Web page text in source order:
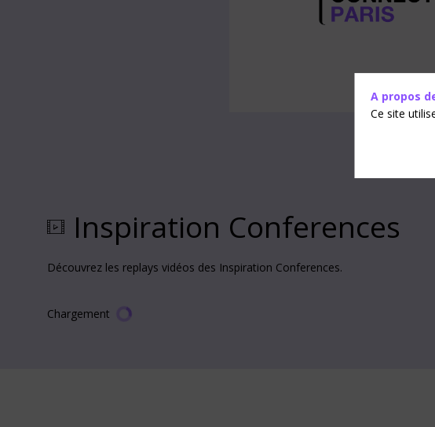
Inspiration Conferences
Découvrez les replays vidéos des Inspiration Conferences.
Chargement
A propos
Ce site